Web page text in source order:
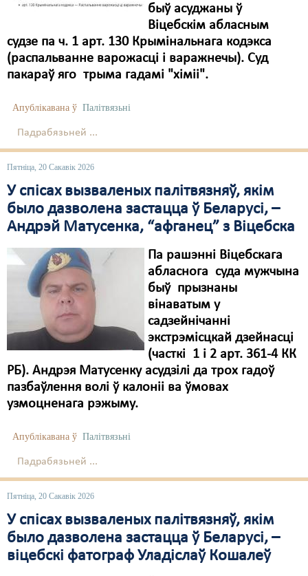
быў асуджаны ў
Віцебскім абласным
судзе па ч. 1 арт. 130 Крымінальнага кодэкса
(распальванне варожасці і варажнечы). Суд
пакараў яго трыма гадамі "хіміі".
Апублікавана ў Палітвязьні
Падрабязьней ...
Пятніца, 20 Сакавік 2026
У спісах вызваленых палітвязняў, якім
было дазволена застацца ў Беларусі, –
Андрэй Матусенка, “афганец” з Віцебска
Па рашэнні Віцебскага
абласнога суда мужчына
быў прызнаны
вінаватым у
садзейнічанні
экстрэмісцкай дзейнасці
(часткі 1 і 2 арт. 361-4 КК
РБ). Андрэя Матусенку асудзілі да трох гадоў
пазбаўлення волі ў калоніі ва ўмовах
узмоцненага рэжыму.
Апублікавана ў Палітвязьні
Падрабязьней ...
Пятніца, 20 Сакавік 2026
У спісах вызваленых палітвязняў, якім
было дазволена застацца ў Беларусі, –
віцебскі фатограф Уладіслаў Кошалеў
Карная псыхіятрыя
Мігранты
Палітвязьні
Праваабаронцы
Правы дзіцяці
Пэнітэнцыярная сыстэма
Распальваньне варожасьці
Свабода слова
Свабода сумленьня
Экалёгія
Сацыяльныя правы